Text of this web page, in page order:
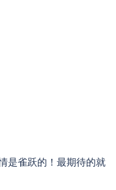
是雀跃的！最期待的就